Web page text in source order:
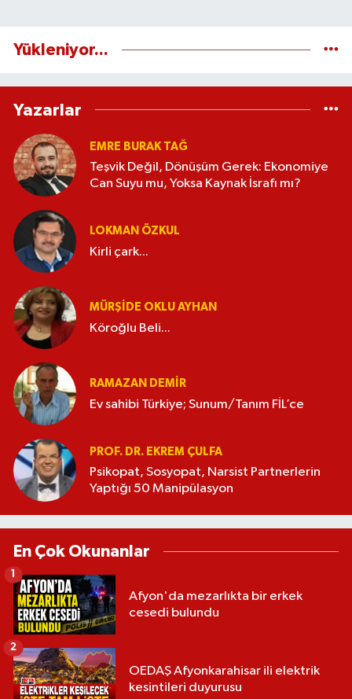
Yükleniyor...
Yazarlar
EMRE BURAK TAĞ
Teşvik Değil, Dönüşüm Gerek: Ekonomiye
Can Suyu mu, Yoksa Kaynak İsrafı mı?
LOKMAN ÖZKUL
Kirli çark...
MÜRŞIDE OKLU AYHAN
Köroğlu Beli...
RAMAZAN DEMİR
Ev sahibi Türkiye; Sunum/Tanım FİL’ce
PROF. DR. EKREM ÇULFA
Psikopat, Sosyopat, Narsist Partnerlerin
Yaptığı 50 Manipülasyon
En Çok Okunanlar
Afyon'da mezarlıkta bir erkek
cesedi bulundu
1
OEDAŞ Afyonkarahisar ili elektrik
kesintileri duyurusu
2